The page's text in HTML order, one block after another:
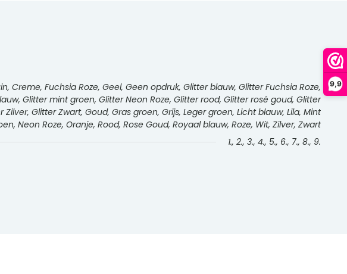
9,9
Creme, Fuchsia Roze, Geel, Geen opdruk, Glitter blauw, Glitter Fuchsia Roze,
Glitter mint groen, Glitter Neon Roze, Glitter rood, Glitter rosé goud, Glitter
Glitter Zwart, Goud, Gras groen, Grijs, Leger groen, Licht blauw, Lila, Mint
Neon Roze, Oranje, Rood, Rose Goud, Royaal blauw, Roze, Wit, Zilver, Zwart
1., 2., 3., 4., 5., 6., 7., 8., 9.